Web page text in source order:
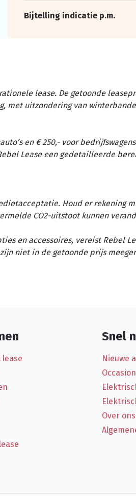
Bijtelling indicatie p.m.
lease. De getoonde
met uitzondering van
en € 250,- voor
Lease een gedetailleerde
Houd er rekening
CO2-uitstoot kunnen
en accessoires, vereist Rebel
niet in de getoonde prijs
lease
Snel
Nieuwe
Over ons